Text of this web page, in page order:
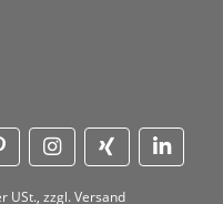
USt., zzgl.Versand